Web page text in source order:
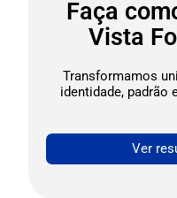
Faça
Vista
Transformamos
identidade, padrão
Ver